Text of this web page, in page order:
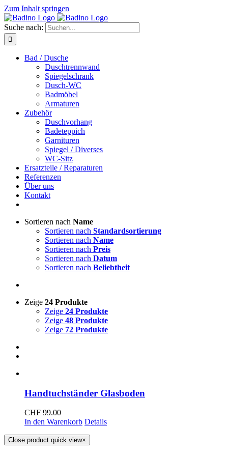
Zum Inhalt springen
Suche nach:
Bad / Dusche
Duschtrennwand
Spiegelschrank
Dusch-WC
Badmöbel
Armaturen
Zubehör
Duschvorhang
Badeteppich
Garnituren
Spiegel / Diverses
WC-Sitz
Ersatzteile / Reparaturen
Referenzen
Über uns
Kontakt
Sortieren nach Name
Sortieren nach Standardsortierung
Sortieren nach Name
Sortieren nach Preis
Sortieren nach Datum
Sortieren nach Beliebtheit
Zeige 24 Produkte
Zeige 24 Produkte
Zeige 48 Produkte
Zeige 72 Produkte
Handtuchständer Glasboden
CHF 99.00
In den Warenkorb Details
Close product quick view×